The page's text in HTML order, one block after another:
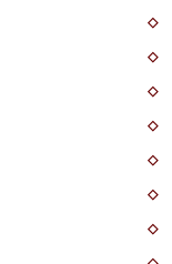
◇
◇
◇
◇
◇
◇
◇